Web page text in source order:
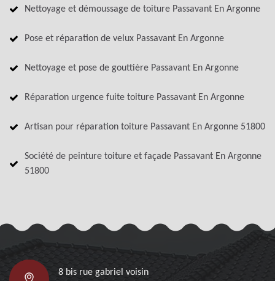
Nettoyage et démoussage de toiture Passavant En Argonne
Pose et réparation de velux Passavant En Argonne
Nettoyage et pose de gouttière Passavant En Argonne
Réparation urgence fuite toiture Passavant En Argonne
Artisan pour réparation toiture Passavant En Argonne 51800
Société de peinture toiture et façade Passavant En Argonne
51800
8 bis rue gabriel voisin